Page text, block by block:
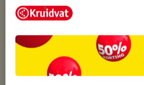
Gratis ophalen in de winkel
Op werkdagen voor 22:00 uur besteld,
Gratis thuisbezorgd vanaf 50.00
Gratis retourneren binnen 30 dagen
Gratis punten met je Kruidvat kaart